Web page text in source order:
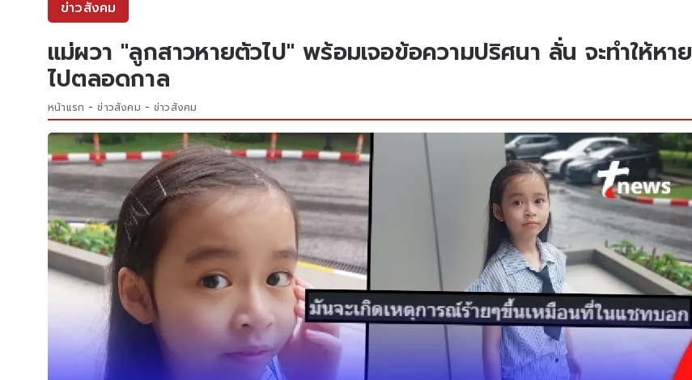
ข่าวสังคม
แม่ผวา "ลูกสาวหายตัวไป" พร้อมเจอข้อความปริศนา ลั่น จะทำให้หาย
ไปตลอดกาล
หน้าแรก ข่าวสังคม ข่าวสังคม